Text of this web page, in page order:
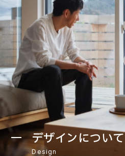
デザインについて
Design